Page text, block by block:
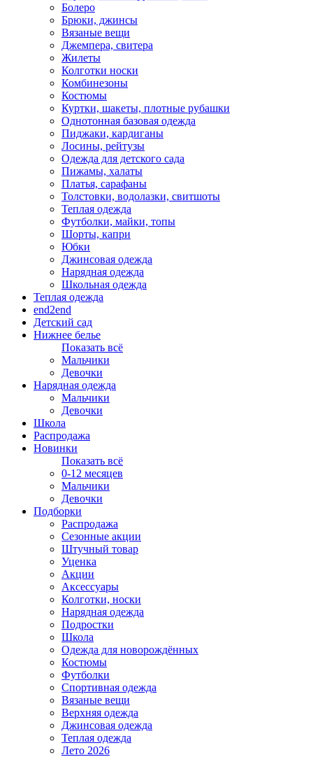
Болеро
Брюки, джинсы
Вязаные вещи
Джемпера, свитера
Жилеты
Колготки носки
Комбинезоны
Костюмы
Куртки, шакеты, плотные рубашки
Однотонная базовая одежда
Пиджаки, кардиганы
Лосины, рейтузы
Одежда для детского сада
Пижамы, халаты
Платья, сарафаны
Толстовки, водолазки, свитшоты
Теплая одежда
Футболки, майки, топы
Шорты, капри
Юбки
Джинсовая одежда
Нарядная одежда
Школьная одежда
Теплая одежда
end2end
Детский сад
Нижнее белье
Показать всё
Мальчики
Девочки
Нарядная одежда
Мальчики
Девочки
Школа
Распродажа
Новинки
Показать всё
0-12 месяцев
Мальчики
Девочки
Подборки
Распродажа
Сезонные акции
Штучный товар
Уценка
Акции
Аксессуары
Колготки, носки
Нарядная одежда
Подростки
Школа
Одежда для новорождённых
Костюмы
Футболки
Спортивная одежда
Вязаные вещи
Верхняя одежда
Джинсовая одежда
Теплая одежда
Лето 2026